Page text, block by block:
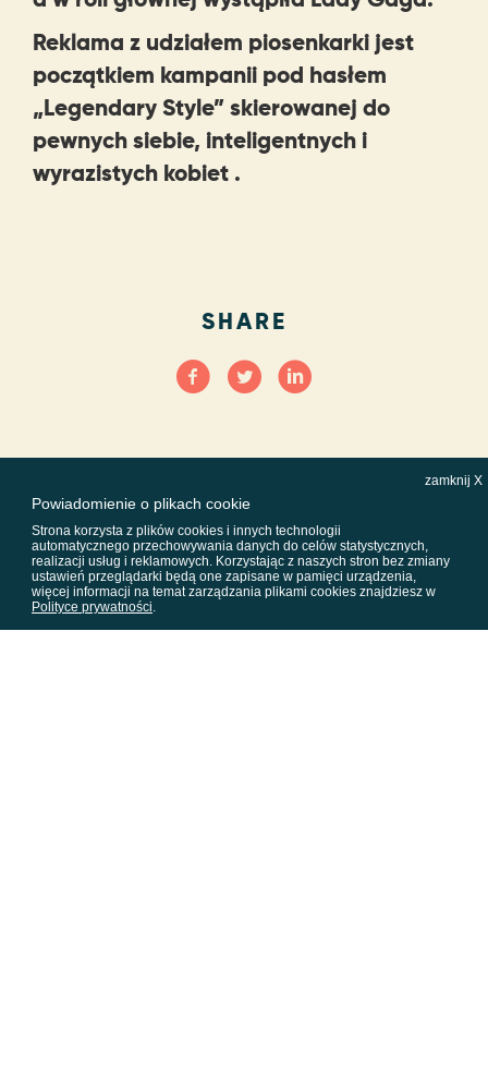
Reklama z udziałem piosenkarki jest
początkiem kampanii pod hasłem
„Legendary Style” skierowanej do
pewnych siebie, inteligentnych i
wyrazistych kobiet .
SHARE
zamknij X
Powiadomienie o plikach cookie
Strona korzysta z plików cookies i innych technologii
automatycznego przechowywania danych do celów statystycznych,
realizacji usług i reklamowych. Korzystając z naszych stron bez zmiany
ustawień przeglądarki będą one zapisane w pamięci urządzenia,
więcej informacji na temat zarządzania plikami cookies znajdziesz w
Polityce prywatności.